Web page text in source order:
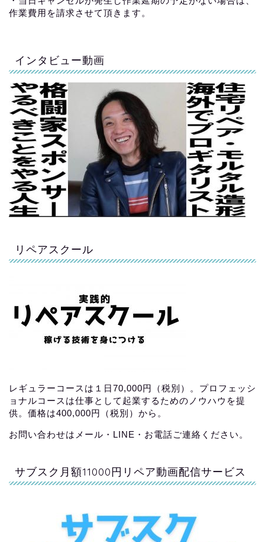
作業費用を請求させて頂きます。
インタビュー動画
リペアスクール
レギュラーコースは１日70,000円（税別）。プロフェッシ
ョナルコースは仕事として起業するためのノウハウを提
供。価格は400,000円（税別）から。
お問い合わせはメール・LINE・お電話ご連絡ください。
サブスク月額11000円リペア動画配信サービス